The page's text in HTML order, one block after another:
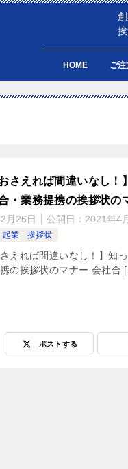
HOME ご
さえれば間違いなし
・業務提携の挨拶状の
月26日 公開日： 2021年4
起業 挨拶状
さえれば間違いなし！】知
の挨拶状のマナー 会社合
ポストする